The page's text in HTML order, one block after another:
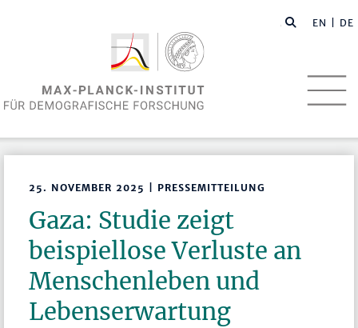
EN | DE
25. NOVEMBER 2025 | PRESSEMITTEILUNG
Gaza: Studie zeigt
beispiellose Verluste an
Menschenleben und
Lebenserwartung